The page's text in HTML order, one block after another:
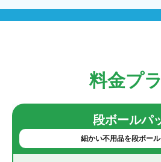
料金プ
段ボールパ
細かい不用品を段ボー